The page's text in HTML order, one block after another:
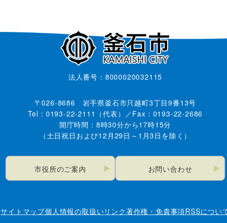
法人番号：8000020032115
〒026-8686 岩手県釜石市只越町3丁目9番13号
Tel：0193-22-2111（代表）／Fax：0193-22-2686
開庁時間：8時30分から17時15分
（土日祝日および12月29日～1月3日を除く）
市役所のご案内 お問い合わせ
サイトマップ個人情報の取扱いリンク著作権・免責事項RSSについ